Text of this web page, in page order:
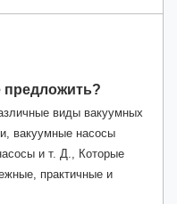
предложить?
виды вакуумных
вакуумные насосы
и т. Д., Которые
практичные и